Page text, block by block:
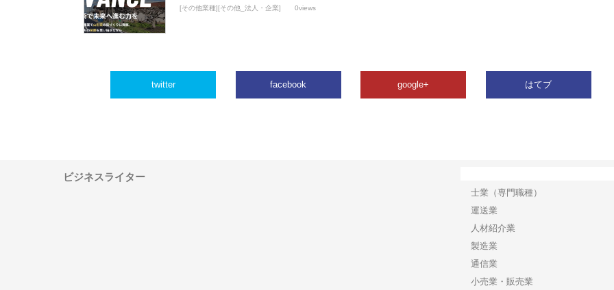
[その他業種][その他_法人・企業] 0views
twitter facebook google+ はてブ
ビジネスライター
士業（専門職種）
運送業
人材紹介業
製造業
通信業
小売業・販売業